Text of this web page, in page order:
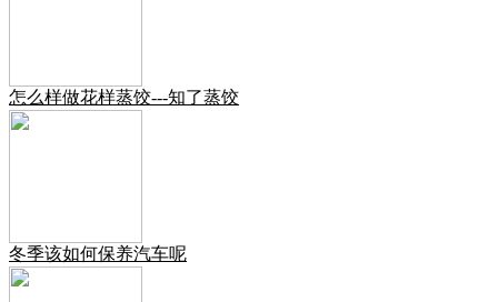
怎么样做花样蒸饺---知了蒸饺
冬季该如何保养汽车呢